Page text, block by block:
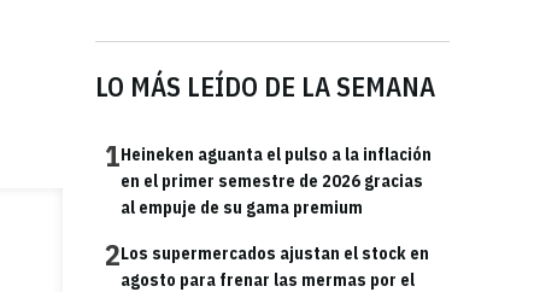
LO MÁS LEÍDO DE LA SEMANA
1Heineken aguanta el pulso a la inflación
en el primer semestre de 2026 gracias
al empuje de su gama premium
2Los supermercados ajustan el stock en
agosto para frenar las mermas por el